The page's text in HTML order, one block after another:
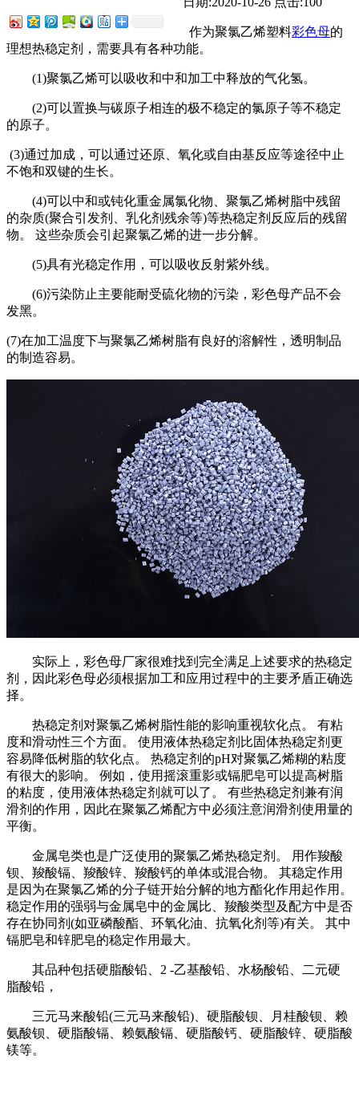
作为聚氯乙烯塑料彩色母的
理想热稳定剂，需要具有各种功能。
(1)聚氯乙烯可以吸收和中和加工中释放的气化氢。
(2)可以置换与碳原子相连的极不稳定的氯原子等不稳定
的原子。
(3)通过加成，可以通过还原、氧化或自由基反应等途径中止
不饱和双键的生长。
(4)可以中和或钝化重金属氯化物、聚氯乙烯树脂中残留
的杂质(聚合引发剂、乳化剂残余等)等热稳定剂反应后的残留
物。 这些杂质会引起聚氯乙烯的进一步分解。
(5)具有光稳定作用，可以吸收反射紫外线。
(6)污染防止主要能耐受硫化物的污染，彩色母产品不会
发黑。
(7)在加工温度下与聚氯乙烯树脂有良好的溶解性，透明制品
的制造容易。
实际上，彩色母厂家很难找到完全满足上述要求的热稳定
剂，因此彩色母必须根据加工和应用过程中的主要矛盾正确选
择。
热稳定剂对聚氯乙烯树脂性能的影响重视软化点。 有粘
度和滑动性三个方面。 使用液体热稳定剂比固体热稳定剂更
容易降低树脂的软化点。 热稳定剂的pH对聚氯乙烯糊的粘度
有很大的影响。 例如，使用摇滚重影或镉肥皂可以提高树脂
的粘度，使用液体热稳定剂就可以了。 有些热稳定剂兼有润
滑剂的作用，因此在聚氯乙烯配方中必须注意润滑剂使用量的
平衡。
金属皂类也是广泛使用的聚氯乙烯热稳定剂。 用作羧酸
钡、羧酸镉、羧酸锌、羧酸钙的单体或混合物。 其稳定作用
是因为在聚氯乙烯的分子链开始分解的地方酯化作用起作用。
稳定作用的强弱与金属皂中的金属比、羧酸类型及配方中是否
存在协同剂(如亚磷酸酯、环氧化油、抗氧化剂等)有关。 其中
镉肥皂和锌肥皂的稳定作用最大。
其品种包括硬脂酸铅、2 -乙基酸铅、水杨酸铅、二元硬
脂酸铅，
三元马来酸铅(三元马来酸铅)、硬脂酸钡、月桂酸钡、赖
氨酸钡、硬脂酸镉、赖氨酸镉、硬脂酸钙、硬脂酸锌、硬脂酸
镁等。